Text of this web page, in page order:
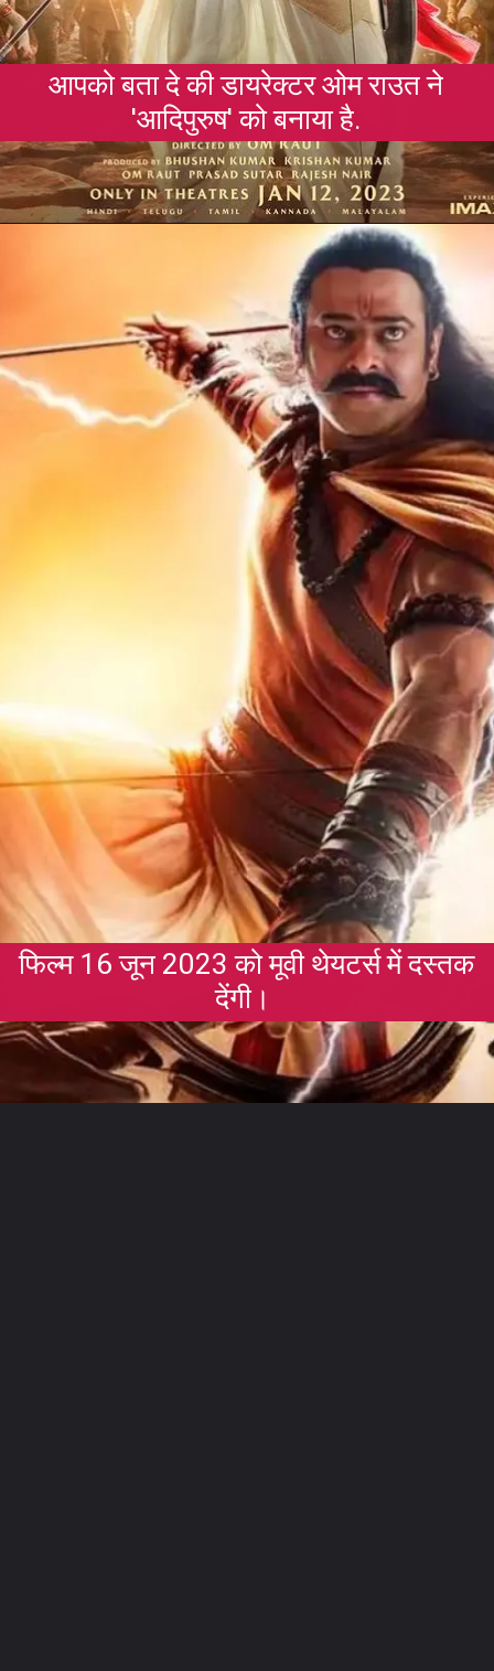
आपको बता दे की डायरेक्टर ओम राउत ने
'आदिपुरुष' को बनाया है.
फिल्म 16 जून 2023 को मूवी थेयटर्स में दस्तक
देंगी।